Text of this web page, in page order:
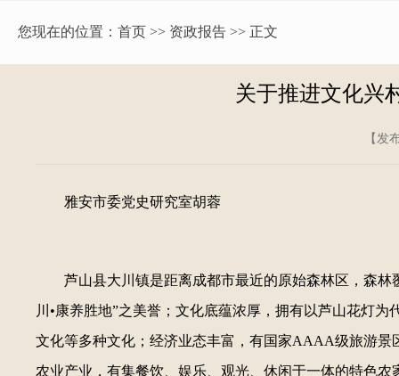
您现在的位置： 首页 >> 资政报告 >> 正文
关于推进文化兴
【发
雅安市委党史研究室胡蓉
芦山县大川镇是距离成都市最近的原始森林区，森林
川•康养胜地”之美誉；文化底蕴浓厚，拥有以芦山花灯
文化等多种文化；经济业态丰富，有国家AAAA级旅游
农业产业，有集餐饮、娱乐、观光、休闲于一体的特色